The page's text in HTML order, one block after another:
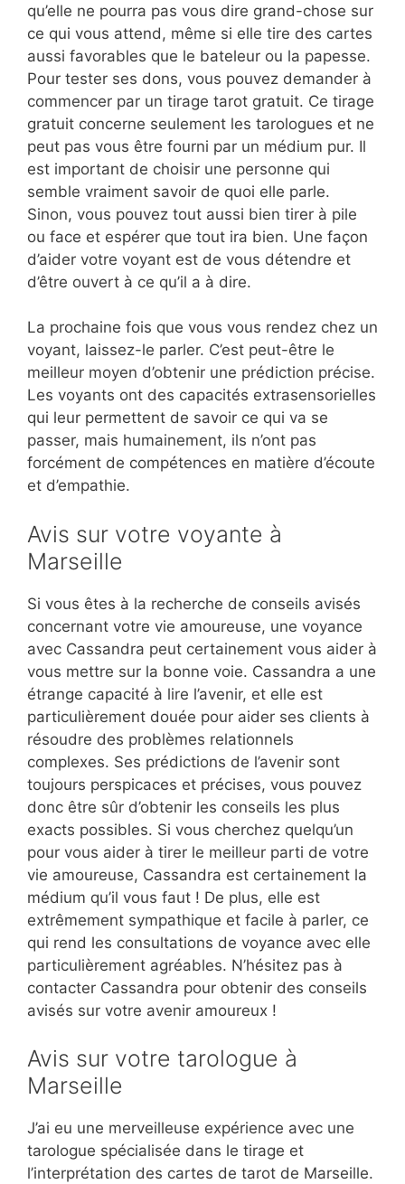
qu’elle ne pourra pas vous dire grand-chose sur
ce qui vous attend, même si elle tire des cartes
aussi favorables que le bateleur ou la papesse.
Pour tester ses dons, vous pouvez demander à
commencer par un tirage tarot gratuit. Ce tirage
gratuit concerne seulement les tarologues et ne
peut pas vous être fourni par un médium pur. Il
est important de choisir une personne qui
semble vraiment savoir de quoi elle parle.
Sinon, vous pouvez tout aussi bien tirer à pile
ou face et espérer que tout ira bien. Une façon
d’aider votre voyant est de vous détendre et
d’être ouvert à ce qu’il a à dire.
La prochaine fois que vous vous rendez chez un
voyant, laissez-le parler. C’est peut-être le
meilleur moyen d’obtenir une prédiction précise.
Les voyants ont des capacités extrasensorielles
qui leur permettent de savoir ce qui va se
passer, mais humainement, ils n’ont pas
forcément de compétences en matière d’écoute
et d’empathie.
Avis sur votre voyante à
Marseille
Si vous êtes à la recherche de conseils avisés
concernant votre vie amoureuse, une voyance
avec Cassandra peut certainement vous aider à
vous mettre sur la bonne voie. Cassandra a une
étrange capacité à lire l’avenir, et elle est
particulièrement douée pour aider ses clients à
résoudre des problèmes relationnels
complexes. Ses prédictions de l’avenir sont
toujours perspicaces et précises, vous pouvez
donc être sûr d’obtenir les conseils les plus
exacts possibles. Si vous cherchez quelqu’un
pour vous aider à tirer le meilleur parti de votre
vie amoureuse, Cassandra est certainement la
médium qu’il vous faut ! De plus, elle est
extrêmement sympathique et facile à parler, ce
qui rend les consultations de voyance avec elle
particulièrement agréables. N’hésitez pas à
contacter Cassandra pour obtenir des conseils
avisés sur votre avenir amoureux !
Avis sur votre tarologue à
Marseille
J’ai eu une merveilleuse expérience avec une
tarologue spécialisée dans le tirage et
l’interprétation des cartes de tarot de Marseille.